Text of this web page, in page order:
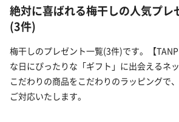
絶対に喜ばれる梅干しの人気プレ
(3件)
梅干しのプレゼント一覧(3件)です。【
な日にぴったりな「ギフト」に出会えるネ
こだわりの商品をこだわりのラッピングで
ご対応いたします。